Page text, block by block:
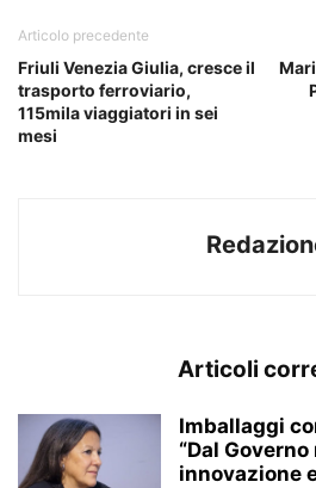
Articolo precedente
Friuli Venezia Giulia, cresce il
trasporto ferroviario,
115mila viaggiatori in sei
mesi
Articoli
Imballaggi
“Dal
innovazione